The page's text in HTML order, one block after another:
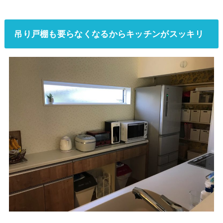
吊り戸棚も要らなくなるからキッチンがスッキリ